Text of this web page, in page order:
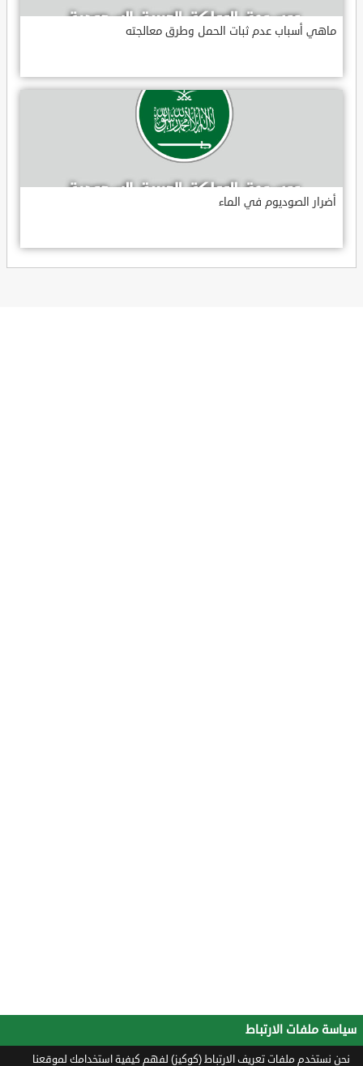
ماهي أسباب عدم ثبات الحمل وطرق معالجته
أضرار الصوديوم في الماء
سياسة ملفات الارتباط
نحن نستخدم ملفات تعريف الارتباط (كوكيز) لفهم كيفية استخدامك لموقعنا